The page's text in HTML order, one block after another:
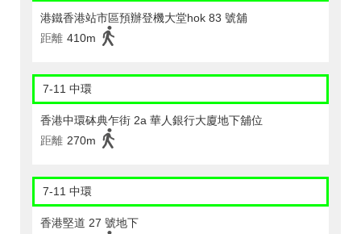
港鐵香港站市區預辦登機大堂hok 83 號舖
距離 410m
7-11 中環
香港中環砵典乍街 2a 華人銀行大廈地下舖位
距離 270m
7-11 中環
香港堅道 27 號地下